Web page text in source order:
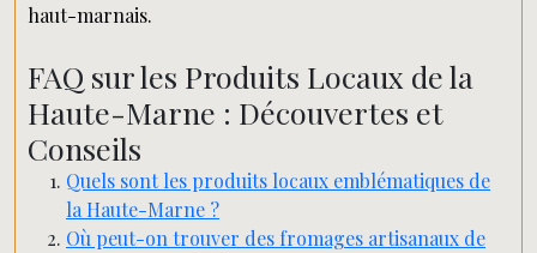
haut-marnais.
FAQ sur les Produits Locaux de la
Haute-Marne : Découvertes et
Conseils
Quels sont les produits locaux emblématiques de
la Haute-Marne ?
Où peut-on trouver des fromages artisanaux de